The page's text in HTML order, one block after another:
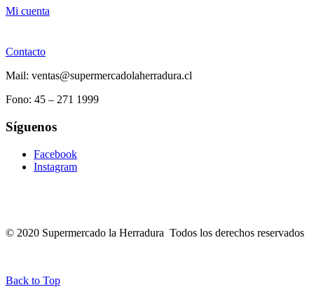
Mi cuenta
Contacto
Mail: ventas@supermercadolaherradura.cl
Fono: 45 – 271 1999
Síguenos
Facebook
Instagram
© 2020 Supermercado la Herradura Todos los derechos reservados
Back to Top